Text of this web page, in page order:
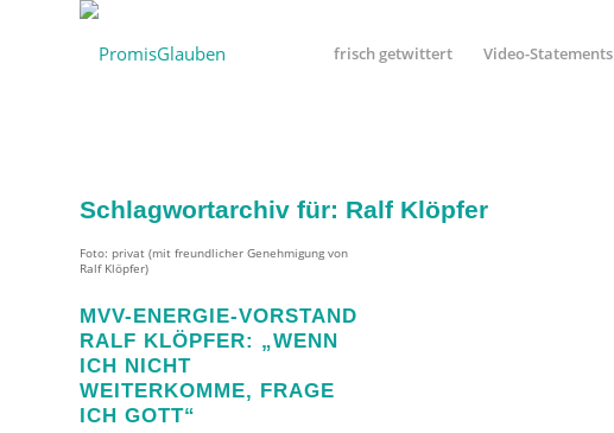
frisch getwittert Video-Statements
Schlagwortarchiv für: Ralf Klöpfer
Foto: privat (mit freundlicher Genehmigung von
Ralf Klöpfer)
MVV-ENERGIE-VORSTAND
RALF KLÖPFER: „WENN
ICH NICHT
WEITERKOMME, FRAGE
ICH GOTT“